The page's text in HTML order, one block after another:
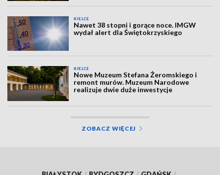
KIELCE
Nawet 38 stopni i gorące noce. IMGW
wydał alert dla Świętokrzyskiego
KIELCE
Nowe Muzeum Stefana Żeromskiego i
remont murów. Muzeum Narodowe
realizuje dwie duże inwestycje
ZOBACZ WIĘCEJ